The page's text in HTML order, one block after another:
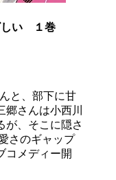
しい １巻
と、部下に甘
さんは小西川
が、そこに隠さ
さのギャップ
コメディー開